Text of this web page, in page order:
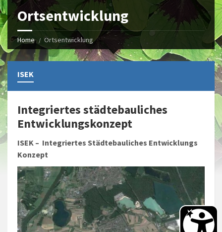
Ortsentwicklung
Home Ortsentwicklung
ISEK
Integriertes städtebauliches
Entwicklungskonzept
ISEK – Integriertes Städtebauliches Entwicklungs
Konzept